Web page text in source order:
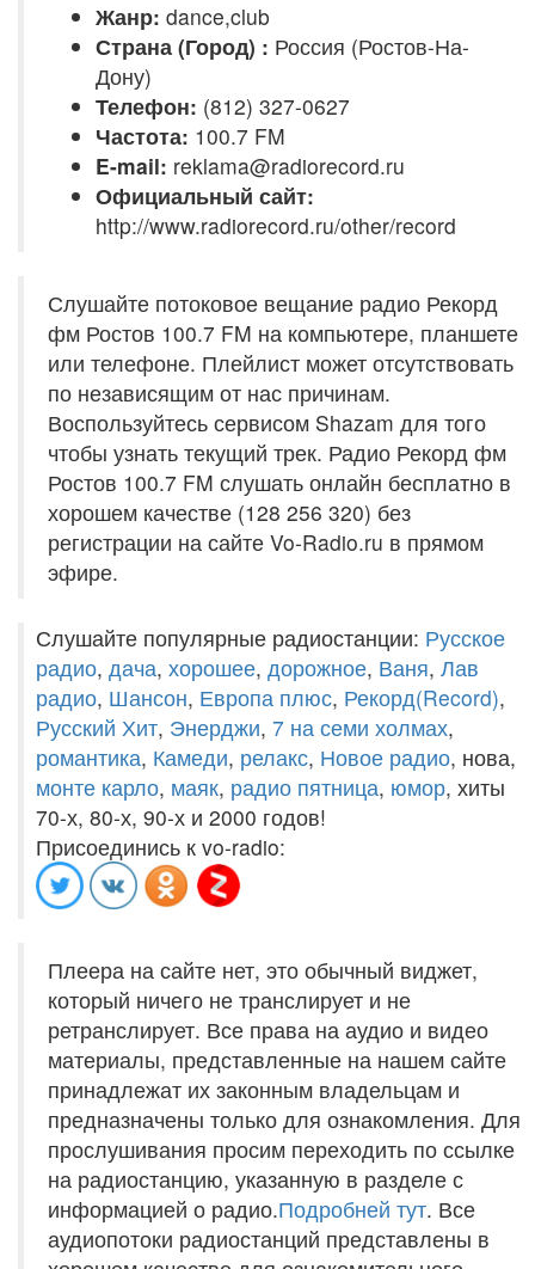
Жанр: dance,club
Страна (Город) : Россия (Ростов-На-
Дону)
Телефон: (812) 327-0627
Частота: 100.7 FM
E-mail: reklama@radiorecord.ru
Официальный сайт:
http://www.radiorecord.ru/other/record
Слушайте потоковое вещание радио Рекорд
фм Ростов 100.7 FM на компьютере, планшете
или телефоне. Плейлист может отсутствовать
по независящим от нас причинам.
Воспользуйтесь сервисом Shazam для того
чтобы узнать текущий трек. Радио Рекорд фм
Ростов 100.7 FM слушать онлайн бесплатно в
хорошем качестве (128 256 320) без
регистрации на сайте Vo-Radio.ru в прямом
эфире.
Слушайте популярные радиостанции: Русское
радио, дача, хорошее, дорожное, Ваня, Лав
радио, Шансон, Европа плюс, Рекорд(Record),
Русский Хит, Энерджи, 7 на семи холмах,
романтика, Камеди, релакс, Новое радио, нова,
монте карло, маяк, радио пятница, юмор, хиты
70-х, 80-х, 90-х и 2000 годов!
Присоединись к vo-radio:
Плеера на сайте нет, это обычный виджет,
который ничего не транслирует и не
ретранслирует. Все права на аудио и видео
материалы, представленные на нашем сайте
принадлежат их законным владельцам и
предназначены только для ознакомления. Для
прослушивания просим переходить по ссылке
на радиостанцию, указанную в разделе с
информацией о радио.Подробней тут. Все
аудиопотоки радиостанций представлены в